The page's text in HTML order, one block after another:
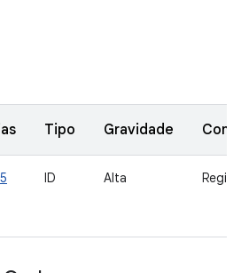
Tipo Gravidade
ID Alta